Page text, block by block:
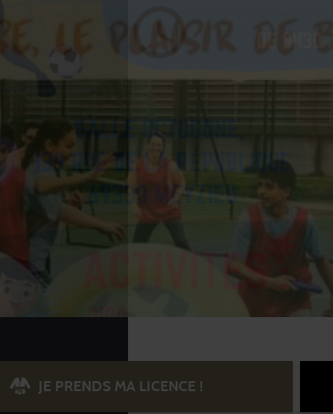
JE PRENDS MA LICENCE !